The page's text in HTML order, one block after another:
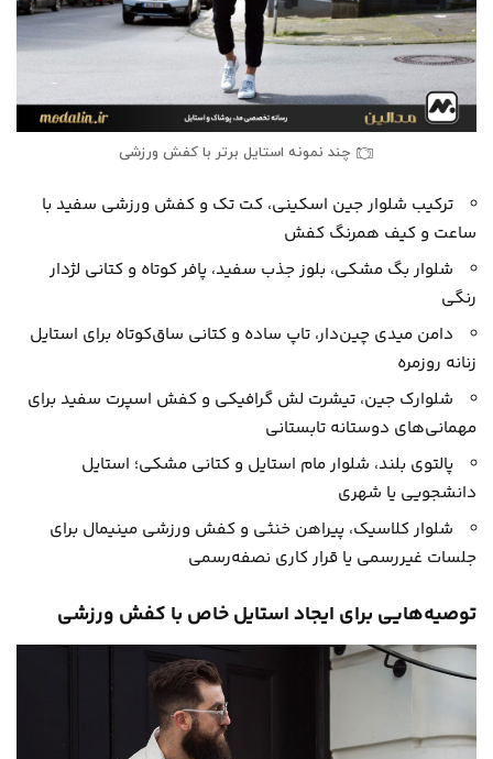
چند نمونه استایل برتر با کفش ورزشی
ترکیب شلوار جین اسکینی، کت تک و کفش ورزشی سفید با
ساعت و کیف همرنگ کفش
شلوار بگ مشکی، بلوز جذب سفید، پافر کوتاه و کتانی لژدار
رنگی
دامن میدی چین‌دار، تاپ ساده و کتانی ساق‌کوتاه برای استایل
زنانه روزمره
شلوارک جین، تیشرت لش گرافیکی و کفش اسپرت سفید برای
مهمانی‌های دوستانه تابستانی
پالتوی بلند، شلوار مام استایل و کتانی مشکی؛ استایل
دانشجویی یا شهری
شلوار کلاسیک، پیراهن خنثی و کفش ورزشی مینیمال برای
جلسات غیررسمی یا قرار کاری نصفه‌رسمی
توصیه‌هایی برای ایجاد استایل خاص با کفش ورزشی